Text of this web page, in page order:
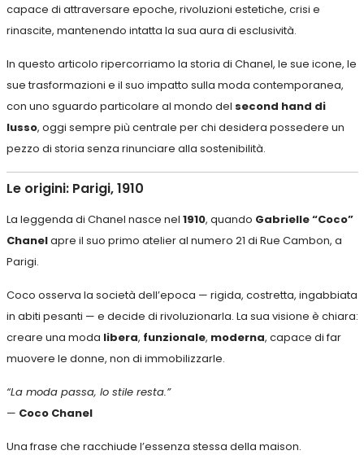
capace di attraversare epoche, rivoluzioni estetiche, crisi e
rinascite, mantenendo intatta la sua aura di esclusività.
In questo articolo ripercorriamo la storia di Chanel, le sue icone, le
sue trasformazioni e il suo impatto sulla moda contemporanea,
con uno sguardo particolare al mondo del second hand di
lusso, oggi sempre più centrale per chi desidera possedere un
pezzo di storia senza rinunciare alla sostenibilità.
Le origini: Parigi, 1910
La leggenda di Chanel nasce nel 1910, quando Gabrielle “Coco”
Chanelapre il suo primo atelier al numero 21 di Rue Cambon, a
Parigi.
Coco osserva la società dell’epoca — rigida, costretta, ingabbiata
in abiti pesanti — e decide di rivoluzionarla. La sua visione è chiara:
creare una moda libera, funzionale, moderna, capace di far
muovere le donne, non di immobilizzarle.
“La moda passa, lo stile resta.”
— Coco Chanel
Una frase che racchiude l’essenza stessa della maison.